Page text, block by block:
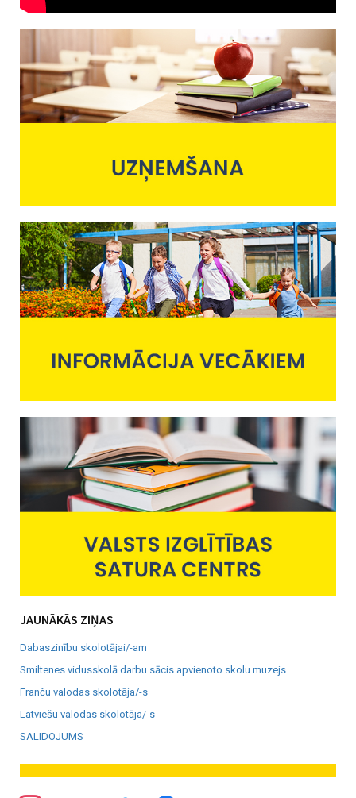
JAUNĀKĀS ZIŅAS
Dabaszinību skolotājai/-am
Smiltenes vidusskolā darbu sācis apvienoto skolu muzejs.
Franču valodas skolotāja/-s
Latviešu valodas skolotāja/-s
SALIDOJUMS